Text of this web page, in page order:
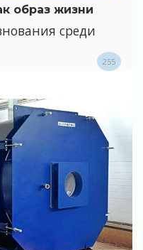
образ жизни
среди
255